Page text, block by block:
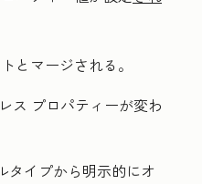
とマージされる。
ス プロパティーが変わ
タイプから明示的にオ